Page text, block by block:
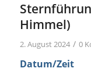
Himmel)
2. August 2024 / 0
Datum/Zeit